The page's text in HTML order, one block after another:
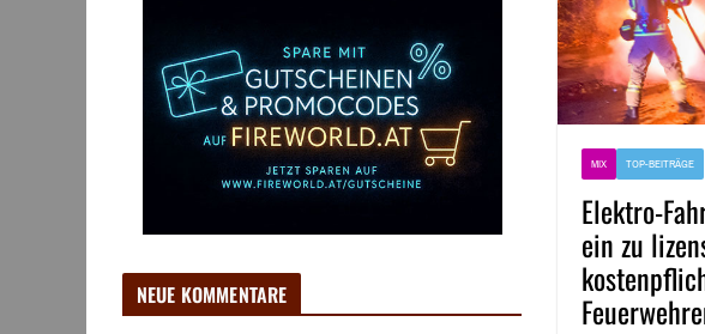
MIX TOP-BEITRÄGE
Elektro-
ein zu
NEUE KOMMENTARE